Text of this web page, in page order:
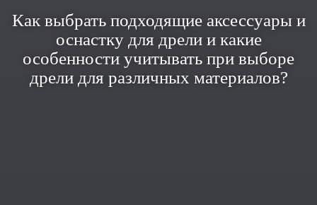
Как выбрать подходящие аксессуары и
оснастку для дрели и какие
особенности учитывать при выборе
дрели для различных материалов?